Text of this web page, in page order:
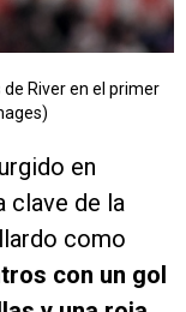
River en el primer
en
clave de la
como
con un gol